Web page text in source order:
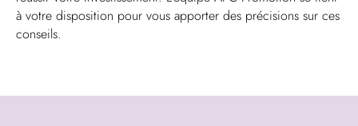
à votre disposition pour vous apporter des précisions sur ces
conseils.